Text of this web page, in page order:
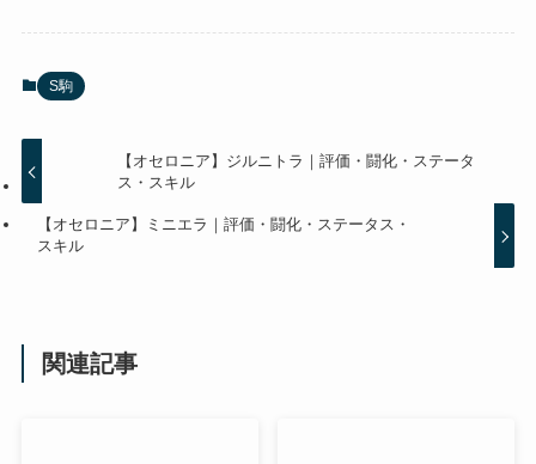
S駒
【オセロニア】ジルニトラ｜評価・闘化・ステータ
ス・スキル
【オセロニア】ミニエラ｜評価・闘化・ステータス・
スキル
関連記事